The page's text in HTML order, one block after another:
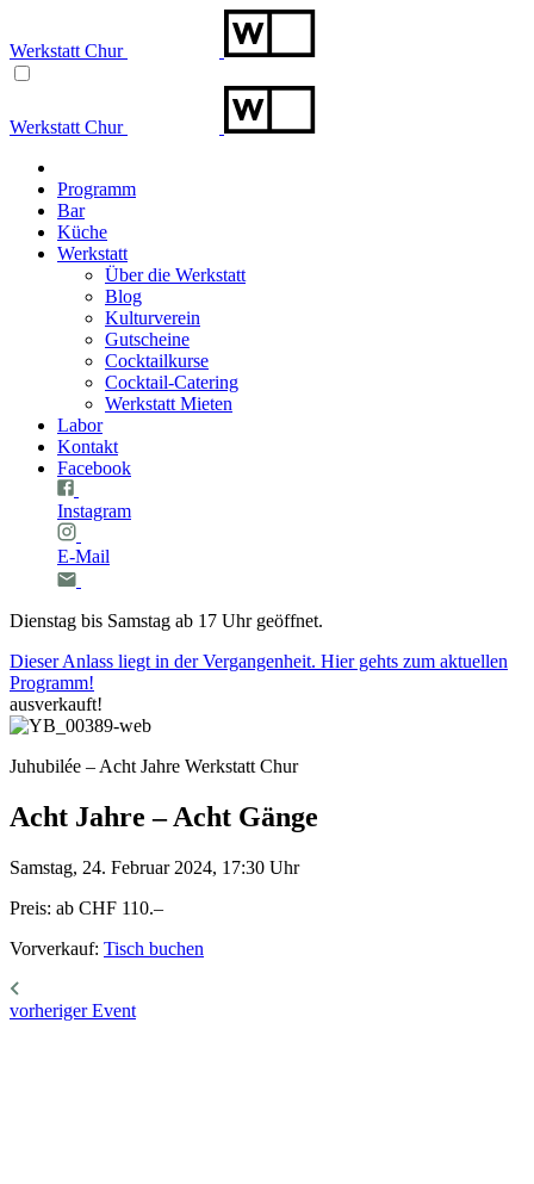
Werkstatt Chur
Werkstatt Chur
Programm
Bar
Küche
Werkstatt
Über die Werkstatt
Blog
Kulturverein
Gutscheine
Cocktailkurse
Cocktail-Catering
Werkstatt Mieten
Labor
Kontakt
Facebook
Instagram
E-Mail
Dienstag bis Samstag ab 17 Uhr geöffnet.
Dieser Anlass liegt in der Vergangenheit. Hier gehts zum aktuellen
Programm!
ausverkauft!
Juhubilée – Acht Jahre Werkstatt Chur
Acht Jahre – Acht Gänge
Samstag, 24. Februar 2024, 17:30 Uhr
Preis: ab CHF 110.–
Vorverkauf: Tisch buchen
vorheriger Event